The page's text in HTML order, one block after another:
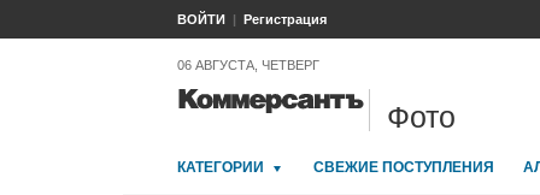
ВОЙТИ Регистрация
06 АВГУСТА, ЧЕТВЕРГ
Фото
КАТЕГОРИИ СВЕЖИЕ ПОСТУПЛЕНИЯ